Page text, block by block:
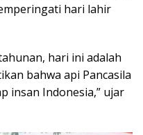
hari lahir
hari ini adalah
bahwa api Pancasila
insan Indonesia,” ujar